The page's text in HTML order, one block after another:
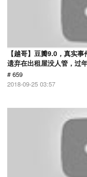
【越哥】豆瓣9.0，真实
遗弃在出租屋没人管，过
# 659
2018-09-25 03:57